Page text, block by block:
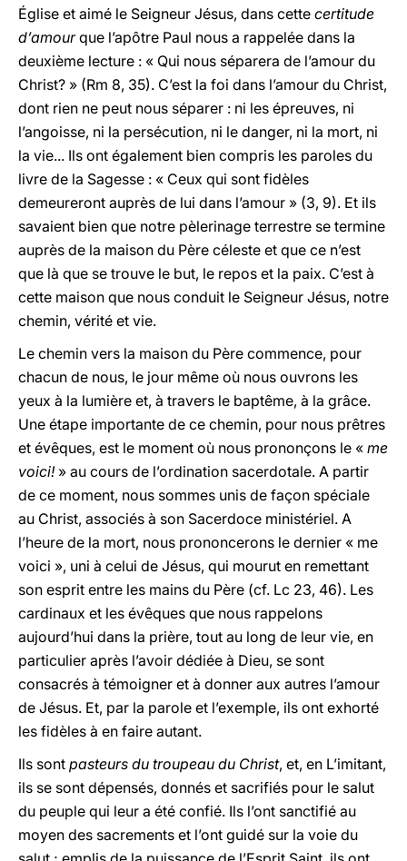
Église et aimé le Seigneur Jésus, dans cette certitude
d’amourque l’apôtre Paul nous a rappelée dans la
deuxième lecture : « Qui nous séparera de l’amour du
Christ? » (Rm 8, 35). C’est la foi dans l’amour du Christ,
dont rien ne peut nous séparer : ni les épreuves, ni
l’angoisse, ni la persécution, ni le danger, ni la mort, ni
la vie... Ils ont également bien compris les paroles du
livre de la Sagesse : « Ceux qui sont fidèles
demeureront auprès de lui dans l’amour » (3, 9). Et ils
savaient bien que notre pèlerinage terrestre se termine
auprès de la maison du Père céleste et que ce n’est
que là que se trouve le but, le repos et la paix. C’est à
cette maison que nous conduit le Seigneur Jésus, notre
chemin, vérité et vie.
Le chemin vers la maison du Père commence, pour
chacun de nous, le jour même où nous ouvrons les
yeux à la lumière et, à travers le baptême, à la grâce.
Une étape importante de ce chemin, pour nous prêtres
et évêques, est le moment où nous prononçons le « me
voici!» au cours de l’ordination sacerdotale. A partir
de ce moment, nous sommes unis de façon spéciale
au Christ, associés à son Sacerdoce ministériel. A
l’heure de la mort, nous prononcerons le dernier « me
voici », uni à celui de Jésus, qui mourut en remettant
son esprit entre les mains du Père (cf. Lc 23, 46). Les
cardinaux et les évêques que nous rappelons
aujourd’hui dans la prière, tout au long de leur vie, en
particulier après l’avoir dédiée à Dieu, se sont
consacrés à témoigner et à donner aux autres l’amour
de Jésus. Et, par la parole et l’exemple, ils ont exhorté
les fidèles à en faire autant.
Ils sont pasteurs du troupeau du Christ, et, en L’imitant,
ils se sont dépensés, donnés et sacrifiés pour le salut
du peuple qui leur a été confié. Ils l’ont sanctifié au
moyen des sacrements et l’ont guidé sur la voie du